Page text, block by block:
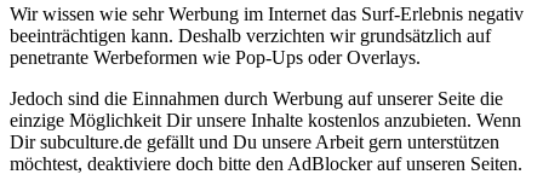
Wir wissen wie sehr Werbung im Internet das Surf-Erlebnis negativ
beeinträchtigen kann. Deshalb verzichten wir grundsätzlich auf
penetrante Werbeformen wie Pop-Ups oder Overlays.
Jedoch sind die Einnahmen durch Werbung auf unserer Seite die
einzige Möglichkeit Dir unsere Inhalte kostenlos anzubieten. Wenn
Dir subculture.de gefällt und Du unsere Arbeit gern unterstützen
möchtest, deaktiviere doch bitte den AdBlocker auf unseren Seiten.